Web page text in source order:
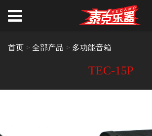
首页> 全部产品 > 多功能音箱
TEC-15P